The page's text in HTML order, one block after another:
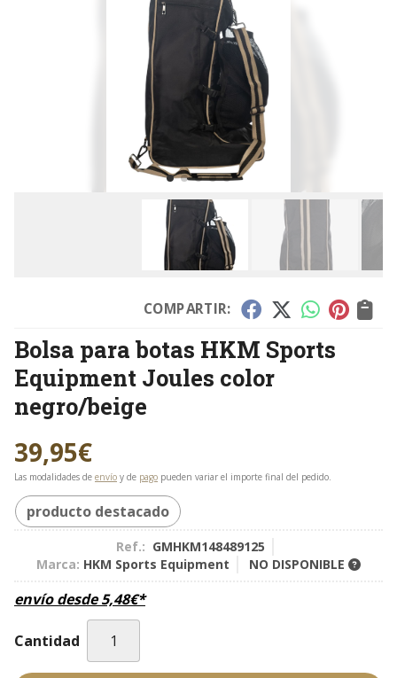
COMPARTIR:
Bolsa para botas HKM Sports
Equipment Joules color
negro/beige
39,95€
Las modalidades de envío y de pago pueden variar el importe final del pedido.
producto destacado
Ref.: GMHKM148489125
Marca: HKM Sports Equipment NO DISPONIBLE
envío desde5,48€*
Cantidad